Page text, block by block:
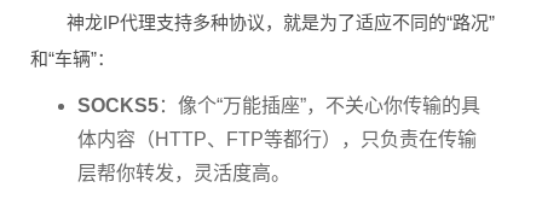
神龙IP代理支持多种协议，就是为了适应不同的“路况”
和“车辆”：
SOCKS5：像个“万能插座”，不关心你传输的具
体内容（HTTP、FTP等都行），只负责在传输
层帮你转发，灵活度高。